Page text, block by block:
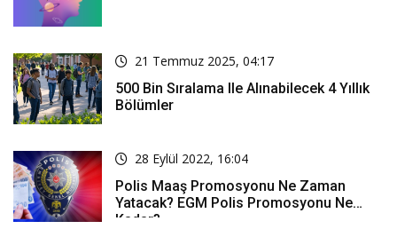
21 Temmuz 2025, 04:17
500 Bin Sıralama Ile Alınabilecek 4 Yıllık
Bölümler
28 Eylül 2022, 16:04
Polis Maaş Promosyonu Ne Zaman
Yatacak? EGM Polis Promosyonu Ne
Kadar?